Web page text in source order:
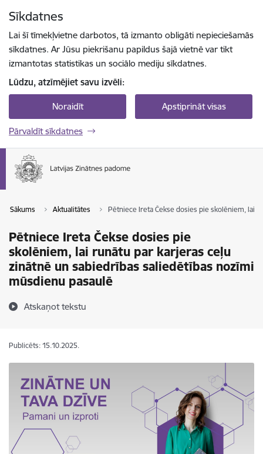
Sīkdatnes
Lai šī tīmekļvietne darbotos, tā izmanto obligāti nepieciešamās
sīkdatnes. Ar Jūsu piekrišanu papildus šajā vietnē var tikt
izmantotas statistikas un sociālo mediju sīkdatnes.
Lūdzu, atzīmējiet savu izvēli:
Noraidīt Apstiprināt visas
Pārvaldīt sīkdatnes
Sākums Aktualitātes Pētniece Ireta Čekse dosies pie skolēniem, lai
Pētniece Ireta Čekse dosies pie
skolēniem, lai runātu par karjeras ceļu
zinātnē un sabiedrības saliedētības nozīmi
mūsdienu pasaulē
Atskaņot tekstu
Publicēts: 15.10.2025.